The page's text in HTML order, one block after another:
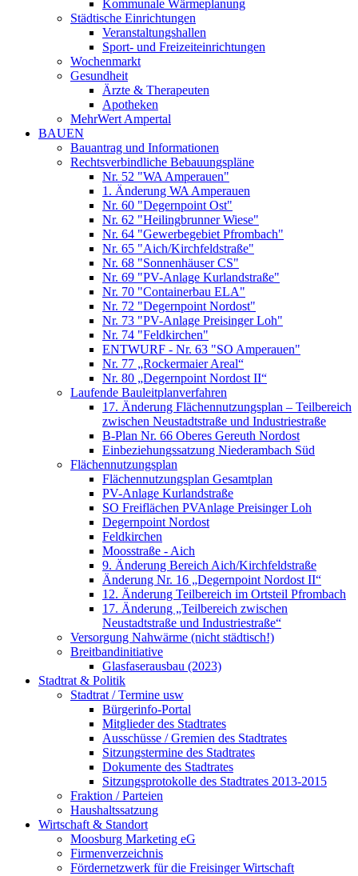
Kommunale Wärmeplanung
Städtische Einrichtungen
Veranstaltungshallen
Sport- und Freizeiteinrichtungen
Wochenmarkt
Gesundheit
Ärzte & Therapeuten
Apotheken
MehrWert Ampertal
BAUEN
Bauantrag und Informationen
Rechtsverbindliche Bebauungspläne
Nr. 52 "WA Amperauen"
1. Änderung WA Amperauen
Nr. 60 "Degernpoint Ost"
Nr. 62 "Heilingbrunner Wiese"
Nr. 64 "Gewerbegebiet Pfrombach"
Nr. 65 "Aich/Kirchfeldstraße"
Nr. 68 "Sonnenhäuser CS"
Nr. 69 "PV-Anlage Kurlandstraße"
Nr. 70 "Containerbau ELA"
Nr. 72 "Degernpoint Nordost"
Nr. 73 "PV-Anlage Preisinger Loh"
Nr. 74 "Feldkirchen"
ENTWURF - Nr. 63 "SO Amperauen"
Nr. 77 „Rockermaier Areal“
Nr. 80 „Degernpoint Nordost II“
Laufende Bauleitplanverfahren
17. Änderung Flächennutzungsplan – Teilbereich
zwischen Neustadtstraße und Industriestraße
B-Plan Nr. 66 Oberes Gereuth Nordost
Einbeziehungssatzung Niederambach Süd
Flächennutzungsplan
Flächennutzungsplan Gesamtplan
PV-Anlage Kurlandstraße
SO Freiflächen PV­Anlage Preisinger Loh
Degernpoint Nordost
Feldkirchen
Moosstraße - Aich
9. Änderung Bereich Aich/Kirchfeldstraße
Änderung Nr. 16 „Degernpoint Nordost II“
12. Änderung Teilbereich im Ortsteil Pfrombach
17. Änderung „Teilbereich zwischen
Neustadtstraße und Industriestraße“
Versorgung Nahwärme (nicht städtisch!)
Breitbandinitiative
Glasfaserausbau (2023)
Stadtrat & Politik
Stadtrat / Termine usw
Bürgerinfo-Portal
Mitglieder des Stadtrates
Ausschüsse / Gremien des Stadtrates
Sitzungstermine des Stadtrates
Dokumente des Stadtrates
Sitzungsprotokolle des Stadtrates 2013-2015
Fraktion / Parteien
Haushaltssatzung
Wirtschaft & Standort
Moosburg Marketing eG
Firmenverzeichnis
Fördernetzwerk für die Freisinger Wirtschaft